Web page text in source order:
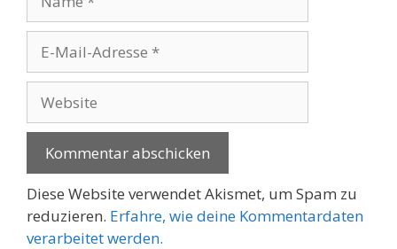
Mail-
Adresse
Diese Website verwendet Akismet, um Spam zu
reduzieren. Erfahre, wie deine Kommentardaten
verarbeitet werden.